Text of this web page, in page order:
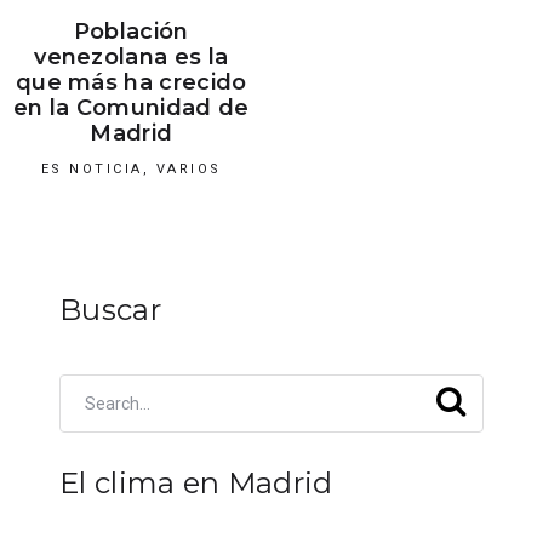
Población
venezolana es la
que más ha crecido
en la Comunidad de
Madrid
ES NOTICIA , VARIOS
Buscar
El clima en Madrid